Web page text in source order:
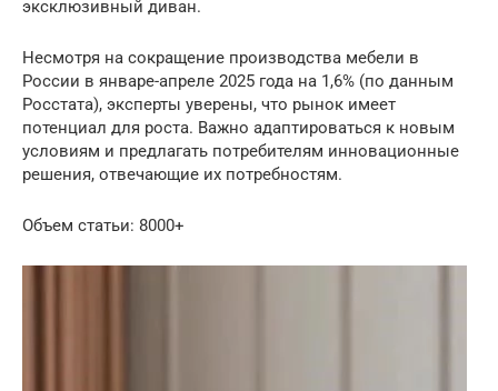
эксклюзивный диван.
Несмотря на сокращение производства мебели в
России в январе-апреле 2025 года на 1,6% (по данным
Росстата), эксперты уверены, что рынок имеет
потенциал для роста. Важно адаптироваться к новым
условиям и предлагать потребителям инновационные
решения, отвечающие их потребностям.
Объем статьи: 8000+